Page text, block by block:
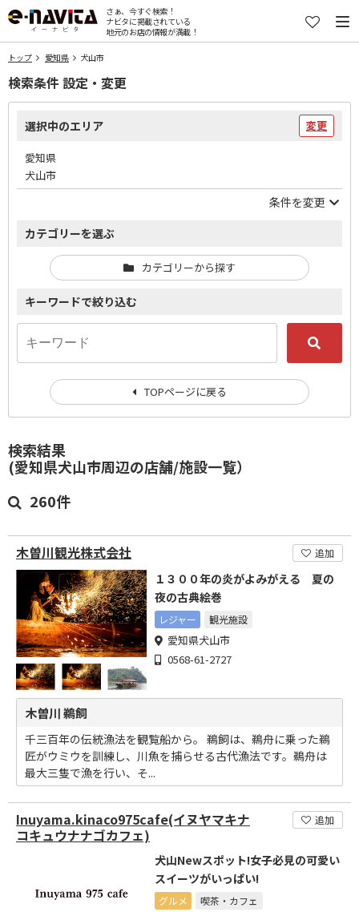
さぁ、今すぐ検索！
ナビタに掲載されている
地元のお店の情報が満載！
トップ 愛知県 犬山市
検索結果
(愛知県犬山市周辺の店舗/施設一覧）
260件
木曽川観光株式会社 追加
１３００年の炎がよみがえる 夏の
夜の古典絵巻
レジャー 観光施設
愛知県犬山市
0568-61-2727
木曽川 鵜飼
千三百年の伝統漁法を観覧船から。 鵜飼は、鵜舟に乗った鵜
匠がウミウを訓練し、川魚を捕らせる古代漁法です。鵜舟は
最大三隻で漁を行い、そ...
Inuyama.kinaco975cafe(イヌヤマキナ
コキュウナナゴカフェ)
追加
犬山Newスポット!女子必見の可愛い
スイーツがいっぱい!
グルメ 喫茶・カフェ
検索条件 設定・変更
選択中のエリア 変更
愛知県
犬山市
条件を変更
カテゴリーを選ぶ
カテゴリーから探す
キーワードで絞り込む
TOPページに戻る